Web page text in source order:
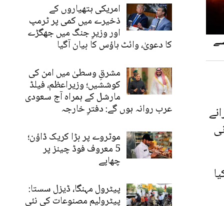
امریکی ہتھیاروں کے
ذخیرے میں کمی پر ٹرمپ
اور وزیرِ جنگ میں جھگڑے
کا دعویٰ، وائٹ ہاؤس کا بیان آگیا
مشرقِ وسطیٰ میں امن کی
کوششیں؛ وزیراعظم، فیلڈ
مارشل کے ہمراہ آج سعودی
عرب روانہ ہوں گے: دفترِ خارجہ
موٹروے پر بڑا کریک ڈاؤن؛
5 معروف فوڈ چینز پر
چھاپے
پیٹرول مہنگا، ڈیزل سستا:
پیٹرولیم مصنوعات کی نئی